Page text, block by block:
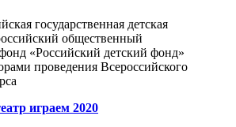
государственная детская
общественный
«Российский детский фонд»
проведения Всероссийского
играем 2020